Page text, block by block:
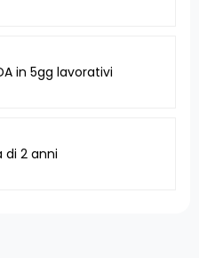
in 5gg lavorativi
di 2 anni